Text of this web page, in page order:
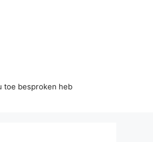
toe besproken heb